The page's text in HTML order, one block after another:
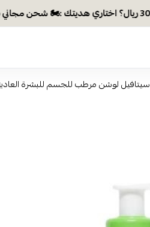
سيتافيل لوشن مرطب للجسم للبشرة العادية